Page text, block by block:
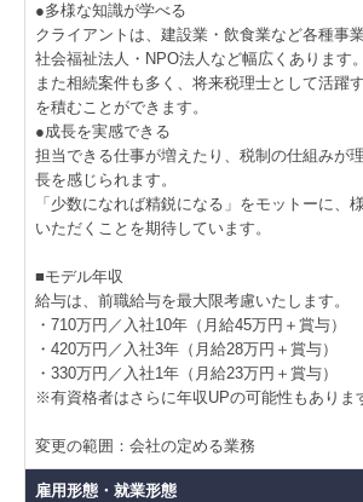
●多様な知識が学べる
クライアントは、建設業・飲食業など各種事
社会福祉法人・NPO法人など幅広くあります。
また相続案件も多く、将来税理士として活躍
を積むことができます。
●成長を実感できる
担当できる仕事が増えたり、税制の仕組みが
長を感じられます。
「少数になれば精鋭になる」をモットーに、
いただくことを期待しています。
■モデル年収
給与は、前職給与を最大限考慮いたします。
・710万円／入社10年（月給45万円＋賞与）
・420万円／入社3年（月給28万円＋賞与）
・330万円／入社1年（月給23万円＋賞与）
※有資格者はさらに年収UPの可能性もありま
変更の範囲：会社の定める業務
雇用形態・就業形態